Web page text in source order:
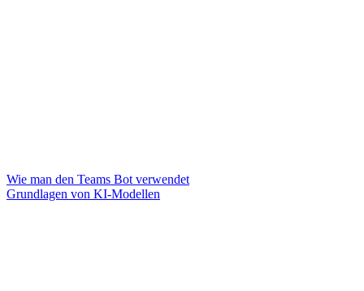
Wie man den Teams Bot verwendet
Grundlagen von KI-Modellen